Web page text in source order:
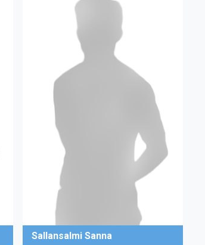
Sallansalmi Sanna